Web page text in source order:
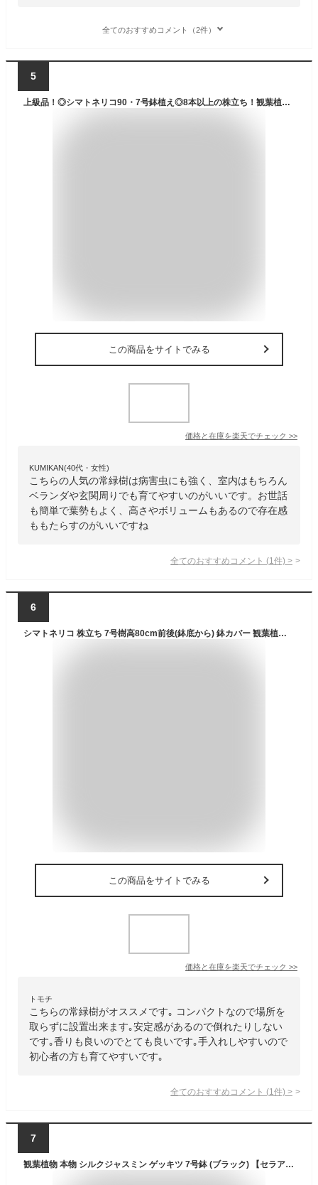
全てのおすすめコメント（2件）
5
上級品！◎シマトネリコ90・7号鉢植え◎8本以上の株立ち！観葉植物◎
この商品をサイトでみる
価格と在庫を楽天でチェック >>
KUMIKAN(40代・女性)
こちらの人気の常緑樹は病害虫にも強く、室内はもちろん
ベランダや玄関周りでも育てやすいのがいいです。お世話
も簡単で葉勢もよく、高さやボリュームもあるので存在感
ももたらすのがいいですね
全てのおすすめコメント (1 件) >
6
シマトネリコ 株立ち 7号樹高80cm前後(鉢底から) 鉢カバー 観葉植物 外用 シンボルツリー 庭木 植木 常緑樹 常緑高木 鉢植え ラスターポット【送料無料】
この商品をサイトでみる
価格と在庫を楽天でチェック >>
トモチ
こちらの常緑樹がオススメです｡ コンパクトなので場所を
取らずに設置出来ます｡安定感があるので倒れたりしない
です｡香りも良いのでとても良いです｡手入れしやすいので
初心者の方も育てやすいです｡
全てのおすすめコメント (1 件) >
7
観葉植物 本物 シルクジャスミン ゲッキツ 7号鉢 (ブラック) 【セラアート鉢】